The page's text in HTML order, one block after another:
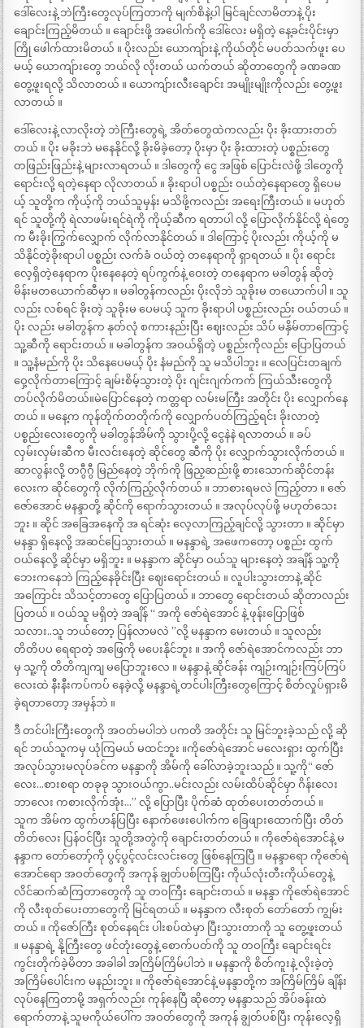
ဒေါ်လေးနဲ့ ဘဲကြီးတွေလုပ်ကြတာကို မျက်စိနဲ့ပါ မြင်ချင်လာမိတာနဲ့ ပိုး
ချောင်းကြည့်မိတယ် ။ ချောင်းဖို့ အပေါက်ကို ဒေါ်လေး မရှိတဲ့ နေ့ခင်းပိုင်းမှာ
ကြို ဖေါက်ထားမိတယ် ။ ပိုးလည်း ယောကျ်ားနဲ့ ကိုယ်တိုင် မပတ်သက်ဖူး ပေ
မယ့် ယောကျ်ားတွေ ဘယ်လို လိုးတယ် ယက်တယ် ဆိုတာတွေကို ခဏခဏ
တွေ့ဖူးရလို့ သိလာတယ် ။ ယောကျ်ားလီးချောင်း အမျိုးမျိုးကိုလည်း တွေ့ဖူး
လာတယ် ။
ဒေါ်လေးနဲ့ လာလိုးတဲ့ ဘဲကြီးတွေရဲ့ အိတ်တွေထဲကလည်း ပိုး ခိုးထားတတ်
တယ် ။ ပိုး မခိုးဘဲ မနေနိုင်လို့ ခိုးမိခဲ့တော့ ပိုးမှာ ပိုး ခိုးထားတဲ့ ပစ္စည်းတွေ
တဖြည်းဖြည်းနဲ့ များလာရတယ် ။ ဒါတွေကို ငွေ အဖြစ် ပြောင်းလဲဖို့ ဒါတွေကို
ရောင်းလို့ ရတဲ့နေရာ လိုလာတယ် ။ ခိုးရာပါ ပစ္စည်း ဝယ်တဲ့နေရာတွေ ရှိပေမ
ယ့် သူတို့က ကိုယ့်ကို ဘယ်သူမှန်း မသိဖို့ကလည်း အရေးကြီးတယ် ။ မဟုတ်
ရင် သူတို့ကို ရဲလာဖမ်းရင်ရဲကို ကိုယ့်ဆီက ရတာပါ လို့ ပြောလိုက်နိုင်လို့ ရဲတွေ
က မီးခိုးကြွက်လျှောက် လိုက်လာနိုင်တယ် ။ ဒါကြောင့် ပိုးလည်း ကိုယ့်ကို မ
သိနိုင်တဲ့ခိုးရာပါ ပစ္စည်း လက်ခံ ဝယ်တဲ့ တနေရာကို ရှာရတယ် ။ ပိုး ရောင်း
လေ့ရှိတဲ့နေရာက ပိုးနေနေတဲ့ ရပ်ကွက်နဲ့ ဝေးတဲ့ တနေရာက မခါတွန် ဆိုတဲ့
မိန်းမတယောက်ဆီမှာ ။ မခါတွန်ကလည်း ပိုးလိုဘဲ သူခိုးမ တယောက်ပါ ။ သူ
လည်း လစ်ရင် ခိုးတဲ့ သူခိုးမ ပေမယ့် သူက ခိုးရာပါ ပစ္စည်းလည်း ဝယ်တယ် ။
ပိုး လည်း မခါတွန်က နုတ်လုံ စကားနည်းပြီး ဈေးလည်း သိပ် မနှိမ်တာကြောင့်
သူ့ဆီကို ရောင်းတယ် ။ မခါတွန်က အဝယ်ရှိတဲ့ ပစ္စည်းကိုလည်း ပြောပြတယ်
။ သူ့နံမည်ကို ပိုး သိနေပေမယ့် ပိုး နံမည်ကို သူ မသိပါဘူး ။ လေပြင်းတချက်
ဝှေ့လိုက်တာကြောင့် ချမ်းစိမ့်သွားတဲ့ ပိုး ဂျင်းဂျက်ကက် ကြယ်သီးတွေကို
တပ်လိုက်မိတယ်။မဲပြောင်နေတဲ့ ကတ္တရာ လမ်းမကြီး အတိုင်း ပိုး လျှောက်နေ
တယ် ။ မနေ့က ကုန်တိုက်တတိုက်ကို လျှောက်ပတ်ကြည့်ရင်း ခိုးလာတဲ့
ပစ္စည်းလေးတွေကို မခါတွန်အိမ်ကို သွားပို့လို့ ငွေနဲနဲ ရလာတယ် ။ ခပ်
လှမ်းလှမ်းဆီက မီးလင်းနေတဲ့ ဆိုင်တွေ ဆီကို ပိုး လျှောက်သွားလိုက်တယ် ။
ဆာလွန်းလို့ တဂွီဂွီ မြည်နေတဲ့ ဘိုက်ကို ဖြည့ဆည်းဖို့ စားသောက်ဆိုင်တန်း
လေးက ဆိုင်တွေကို လိုက်ကြည့်လိုက်တယ် ။ ဘာစားရမလဲ ကြည့်တာ ။ ဇော်
ဇော်အောင် မနန္ဒာတို့ ဆိုင်ကို ရောက်သွားတယ် ။ အလုပ်လုပ်ဖို့ မဟုတ်သေး
ဘူး ။ ဆိုင် အခြေအနေကို အ ရင်ဆုံး လေ့လာကြည့်ချင်လို့ သွားတာ ။ ဆိုင်မှာ
မနန္ဒာ ရှိနေလို့ အဆင်ပြေသွားတယ် ။ မနန္ဒာရဲ့ အဖေကတော့ ပစ္စည်း ထွက်
ဝယ်နေလို့ ဆိုင်မှာ မရှိဘူး ။ မနန္ဒာက ဆိုင်မှာ ဝယ်သူ များနေတဲ့ အချိန် သူ့ကို
ဘေးကနေဘဲ ကြည့်နေခိုင်းပြီး ဈေးရောင်းတယ် ။ လူပါးသွားတာနဲ့ ဆိုင်
အကြောင်း သိသင့်တာတွေ ပြောပြတယ် ။ ဘာတွေ ရောင်းတယ် ဆိုတာလည်း
ပြတယ် ။ ဝယ်သူ မရှိတဲ့ အချိန် “ အကို ဇော်ရဲအောင် နဲ့ ဖုန်းပြောဖြစ်
သလား..သူ ဘယ်တော့ ပြန်လာမလဲ ”လို့ မနန္ဒာက မေးတယ် ။ သူလည်း
တိတိပပ ရေရာတဲ့ အဖြေကို မပေးနိုင်ဘူး ။ အကို ဇော်ရဲအောင်ကလည်း ဘာ
မှ သူ့ကို တိတိကျကျ မပြောဘူးလေ ။ မနန္ဒာနဲ့ ဆိုင်ခန်း ကျဉ်းကျဉ်းကြပ်ကြပ်
လေးထဲ နီးနီးကပ်ကပ် နေခဲ့လို့ မနန္ဒာရဲ့တင်ပါးကြီးတွေကြောင့် စိတ်လှုပ်ရှားမိ
ခဲ့ရတာတော့ အမှန်ဘဲ ။
ဒီ တင်ပါးကြီးတွေကို အဝတ်မပါဘဲ ပကတိ အတိုင်း သူ မြင်ဘူးခဲ့သည် လို့ ဆို
ရင် ဘယ်သူကမှ ယုံကြမယ် မထင်ဘူး ။ကိုဇော်ရဲအောင် မလေးရှား ထွက်ပြီး
အလုပ်သွားမလုပ်ခင်က မနန္ဒာကို အိမ်ကို ခေါ်လာခဲ့ဘူးသည် ။ သူ့ကို“ ဇော်
လေး…စားစရာ တခုခု သွားဝယ်ကွာ..မင်းလည်း လမ်းထိပ်ဆိုင်မှာ ဂိန်းလေး
ဘာလေး ကစားလိုက်အုံး…” လို့ ပြောပြီး ပိုက်ဆံ ထုတ်ပေးတတ်တယ် ။
သူက အိမ်က ထွက်ဟန်ပြပြီး နောက်ဖေးပေါက်က ခြေဖျားထောက်ပြီး တိတ်
တိတ်လေး ပြန်ဝင်ပြီး သူတို့အတွဲကို ချောင်းတတ်တယ် ။ ကိုဇော်ရဲအောင်နဲ့ မ
နန္ဒာက တော်တော့်ကို ပွင့်ပွင့်လင်းလင်းတွေ ဖြစ်နေကြပြီ ။ မနန္ဒာရော ကိုဇော်ရဲ
အောင်ရော အဝတ်တွေကို အကုန် ချွတ်ပစ်ကြပြီး ကိုယ်လုံးတီးကိုယ်တွေနဲ့
လိင်ဆက်ဆံကြတာတွေကို သူ တဝကြီး ချောင်းတယ် ။ မနန္ဒာ ကိုဇော်ရဲအောင်
ကို လီးစုတ်ပေးတာတွေကို မြင်ရတယ် ။ မနန္ဒာက လီးစုတ် တော်တော် ကျွမ်း
တယ် ။ ကိုဇော်ကြီး စုတ်နေရင်း ပါးစပ်ထဲမှာ ပြီးသွားတာကို သူ တွေ့ဖူးတယ်
။ မနန္ဒာရဲ့ နို့ကြီးတွေ ဖင်တုံးတွေနဲ့ စောက်ပတ်ကို သူ တဝကြီး ချောင်းရင်း
ကွင်းတိုက်ခဲ့မိတာ အခါခါ အကြိမ်ကြိမ်ပါဘဲ ။ မနန္ဒာကို စိတ်ကူးနဲ့ လိုးခဲ့တဲ့
အကြိမ်ပေါင်းက မနည်းဘူး ။ ကိုဇော်ရဲအောင်နဲ့ မနန္ဒာတို့က အကြိမ်ကြိမ် ချိန်း
လုပ်နေကြတာမို့ အရှက်လည်း ကုန်နေပြီ ဆိုတော့ မနန္ဒာသည် အိပ်ခန်းထဲ
ရောက်တာနဲ့ သူမကိုယ်ပေါ်က အဝတ်တွေကို အကုန် ချွတ်ပစ်ပြီး ကုန်းလေ့ရှိ